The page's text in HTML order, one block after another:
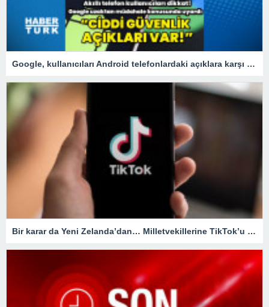
Google, kullanıcıları Android telefonlardaki açıklara karşı uyardı!
Bir karar da Yeni Zelanda’dan… Milletvekillerine TikTok’u yasaklıyorlar!